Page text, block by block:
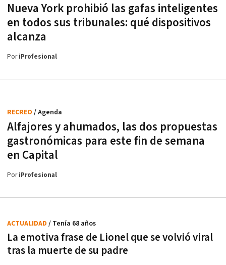
Nueva York prohibió las gafas inteligentes
en todos sus tribunales: qué dispositivos
alcanza
PoriProfesional
Alfajores y ahumados, las dos propuestas
gastronómicas para este fin de semana
en Capital
RECREO / Agenda
PoriProfesional
La emotiva frase de Lionel que se volvió viral
tras la muerte de su padre
ACTUALIDAD / Tenía 68 años